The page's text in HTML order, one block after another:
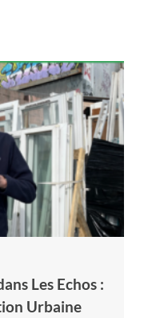
Les Echos :
Urbaine